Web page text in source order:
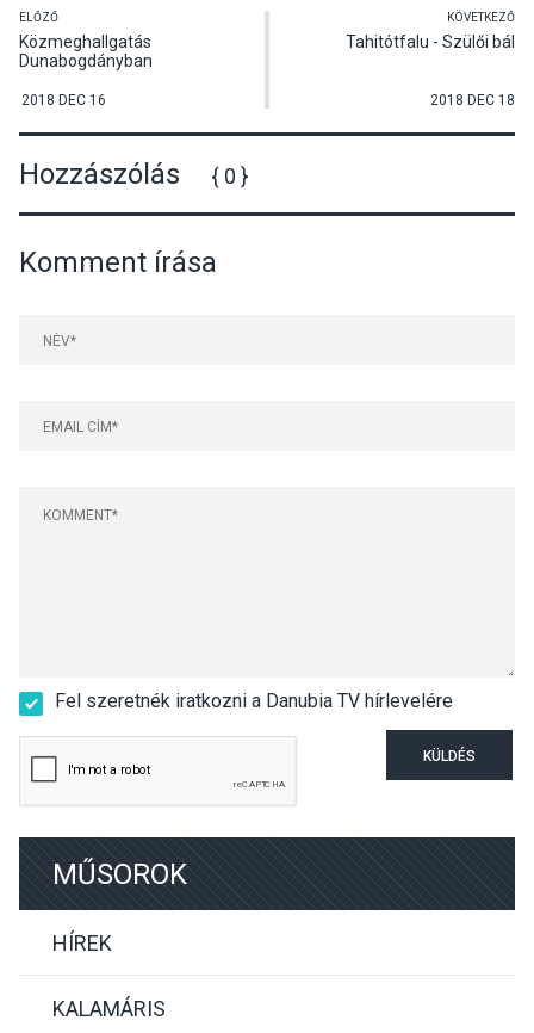
ELŐZŐ
Közmeghallgatás
Dunabogdányban
2018 DEC 16
KÖVETKEZŐ
Tahitótfalu - Szülői bál
2018 DEC 18
Hozzászólás { 0 }
Komment írása
Fel szeretnék iratkozni a Danubia TV hírlevelére
KÜLDÉS
MŰSOROK
HÍREK
KALAMÁRIS